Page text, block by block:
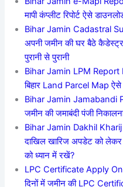
मापी कंप्लीट रिपोर्ट ऐसे
Bihar Jamin Cadastral
अपनी जमीन की घर बैठे
पुरानी से पुरानी
Bihar Jamin LPM
बिहार Land Parcel Map
Bihar Jamin Jamabandi
जमीन की जमाबंदी पंजी
Bihar Jamin Dakhil Kharij
दाखिल खारिज अपडेट को लेकर
को ध्यान में रखें?
LPC Certificate Apply
दिनों में जमीन की LPC